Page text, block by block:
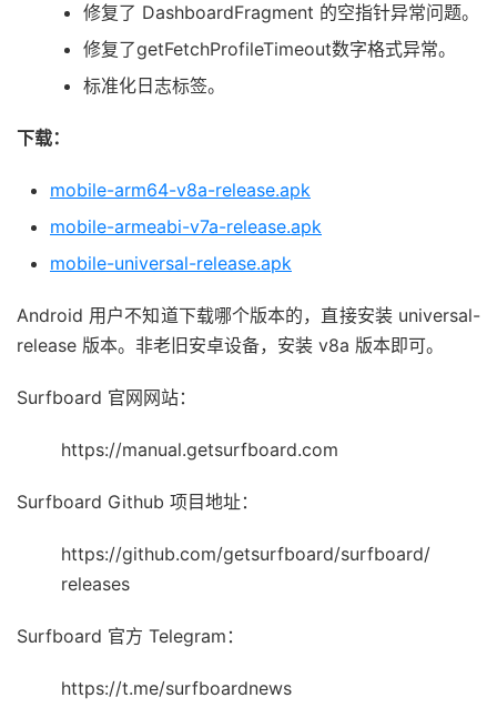
修复了 DashboardFragment 的空指针异常问题。
修复了getFetchProfileTimeout数字格式异常。
标准化日志标签。
下载：
mobile-arm64-v8a-release.apk
mobile-armeabi-v7a-release.apk
mobile-universal-release.apk
Android 用户不知道下载哪个版本的，直接安装 universal-
release 版本。非老旧安卓设备，安装 v8a 版本即可。
Surfboard 官网网站：
https://manual.getsurfboard.com
Surfboard Github 项目地址：
https://github.com/getsurfboard/surfboard/
releases
Surfboard 官方 Telegram：
https://t.me/surfboardnews